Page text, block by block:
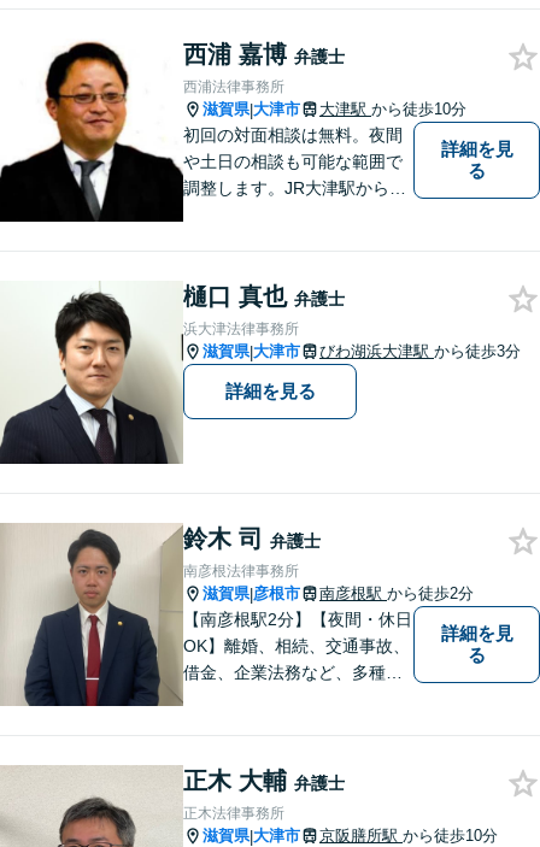
西浦 嘉博 弁護士
西浦法律事務所
滋賀県|大津市 大津駅 から徒歩10分
初回の対面相談は無料。夜間
や土日の相談も可能な範囲で
調整します。JR大津駅から徒
位 弁護士ドットコムランキ
ング（2024年7月-2026年7月
現在）】
詳細を見
る
樋口 真也 弁護士
浜大津法律事務所
滋賀県|大津市 びわ湖浜大津駅 から徒歩3分
詳細を見る
鈴木 司 弁護士
南彦根法律事務所
滋賀県|彦根市 南彦根駅 から徒歩2分
【南彦根駅2分】【夜間・休日
OK】離婚、相続、交通事故、
借金、企業法務など、多種多
をモットーに、皆様それぞれ
に合った解決を図ってまいり
ます。お気軽にご相談くださ
詳細を見
る
正木 大輔 弁護士
正木法律事務所
滋賀県|大津市 京阪膳所駅 から徒歩10分